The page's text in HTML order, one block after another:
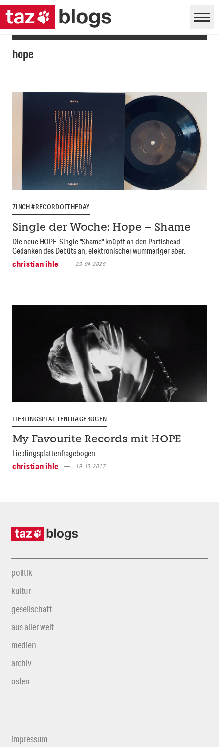
hope
7INCH #RECORDOFTHEDAY
Single der Woche: Hope – Shame
Die neue HOPE-Single "Shame" knüpft an den Portishead-
Gedanken des Debüts an, elektronischer wummeriger aber.
christian ihle
29.04.2020
LIEBLINGSPLATTENFRAGEBOGEN
My Favourite Records mit HOPE
Lieblingsplattenfragebogen
christian ihle
19.10.2017
politik
kultur
gesellschaft
aus aller welt
medien
archiv
osten
impressum